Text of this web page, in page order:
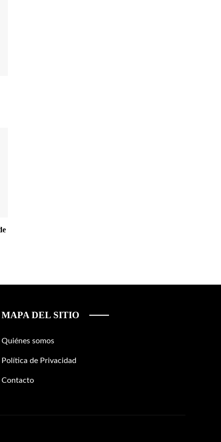
MAPA DEL SITIO
Quiénes somos
Política de Privacidad
Contacto